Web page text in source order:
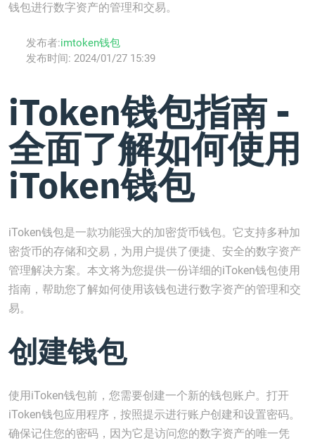
钱包进行数字资产的管理和交易。
发布者:imtoken钱包
发布时间: 2024/01/27 15:39
iToken钱包指南 -
全面了解如何使用
iToken钱包
iToken钱包是一款功能强大的加密货币钱包。它支持多种加
密货币的存储和交易，为用户提供了便捷、安全的数字资产
管理解决方案。本文将为您提供一份详细的iToken钱包使用
指南，帮助您了解如何使用该钱包进行数字资产的管理和交
易。
创建钱包
使用iToken钱包前，您需要创建一个新的钱包账户。打开
iToken钱包应用程序，按照提示进行账户创建和设置密码。
确保记住您的密码，因为它是访问您的数字资产的唯一凭